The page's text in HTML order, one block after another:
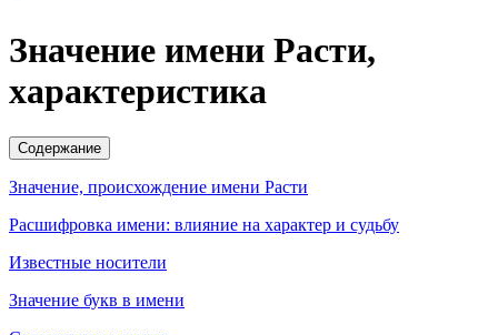
Значение имени Расти,
характеристика
Содержание
Значение, происхождение имени Расти
Расшифровка имени: влияние на характер и судьбу
Известные носители
Значение букв в имени